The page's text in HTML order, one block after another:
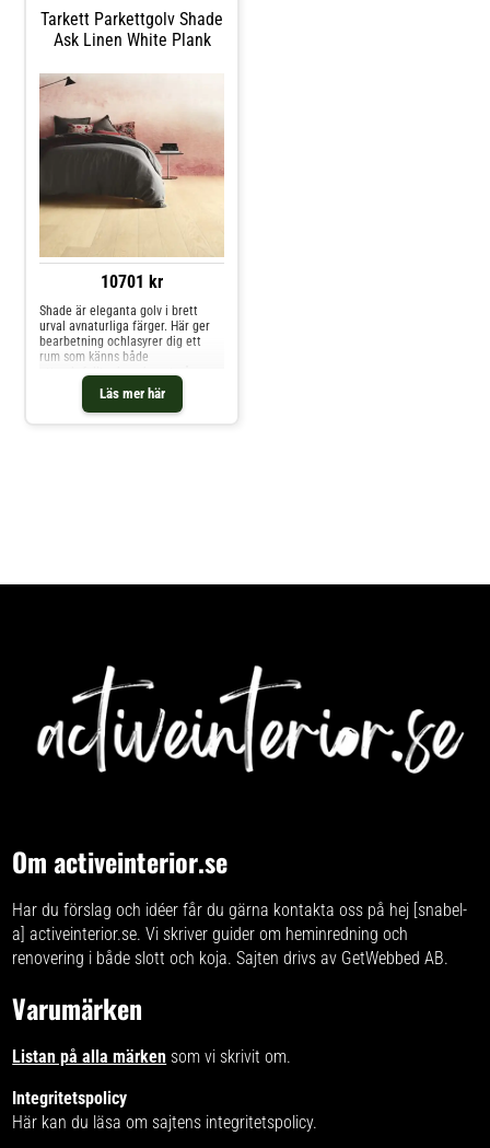
Tarkett Parkettgolv Shade
Ask Linen White Plank
10701 kr
Läs mer här
Shade är eleganta golv i brett
urval avnaturliga färger. Här ger
bearbetning ochlasyrer dig ett
rum som känns både
uttrycksfulltoch ombonat på
samma gång. Välj din stil!
Om activeinterior.se
Har du förslag och idéer får du gärna kontakta oss på hej [snabel-
a] activeinterior.se. Vi skriverguider om heminredning och
renovering i både slott och koja. Sajten drivs av GetWebbed AB.
Varumärken
Listan på alla märken som vi skrivit om.
Integritetspolicy
Här kan du läsa om sajtens integritetspolicy.